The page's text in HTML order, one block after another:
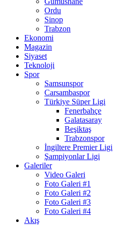
Ordu
Sinop
Trabzon
Ekonomi
Magazin
Siyaset
Teknoloji
Spor
Samsunspor
Carsambaspor
Türkiye Süper Ligi
Fenerbahçe
Galatasaray
Beşiktaş
Trabzonspor
İngiltere Premier Ligi
Şampiyonlar Ligi
Galeriler
Video Galeri
Foto Galeri #1
Foto Galeri #2
Foto Galeri #3
Foto Galeri #4
Akış